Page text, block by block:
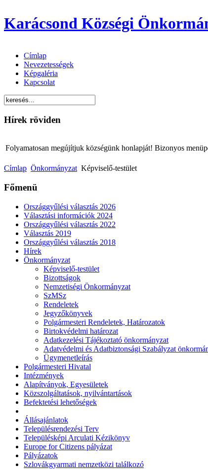
Karácsond Községi
Címlap
Nevezetességek
Képgaléria
Kapcsolat
Hírek röviden
Folyamatosan megújítjuk községünk honlapját! Bizonyos
Címlap Önkormányzat Képviselő-testület
Főmenü
Országgyűlési választás 2026
Választási információk 2024
Országgyűlési választás 2022
Választás 2019
Országgyűlési választás 2018
Hírek
Önkormányzat
Képviselő-testület
Bizottságok
Nemzetiségi Önkormányzat
SzMSz
Rendeletek
Jegyzőkönyvek
Polgármesteri Rendeletek, Határozatok
Birtokvédelmi határozat
Adatkezelési Tájékoztató önkormányzat
Adatvédelmi és Adatbiztonsági Szabályzat
Ügymenetleírás
Polgármesteri Hivatal
Intézmények
Alapítványok, Egyesületek
Közszolgáltatások, nyilvántartások
Befektetési lehetőségek
Állásajánlatok
Településrendezési Terv
Településképi Arculati Kézikönyv
Europe for Citizens pályázat
Pályázatok
Szlovákgyarmati nemzetközi találkozó